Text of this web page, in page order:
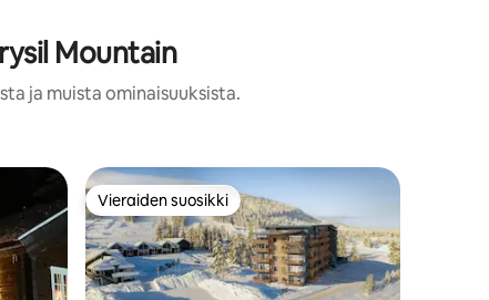
Mountain
ja muista ominaisuuksista.
Vieraiden suosikki
Vieraiden suosikki